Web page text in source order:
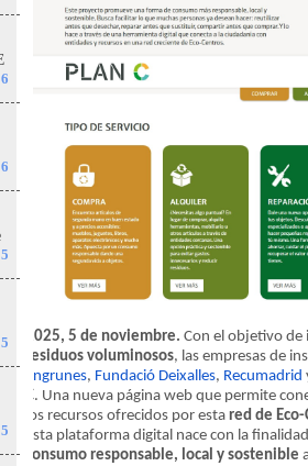
2025, 5 de noviembre. Con el objetivo de
residuos voluminosos, las empresas de
Engrunes, Fundació Deixalles, Recumadrid
C. Una nueva página web que permite
los recursos ofrecidos por esta red de
Esta plataforma digital nace con la
consumo responsable, local y sostenible